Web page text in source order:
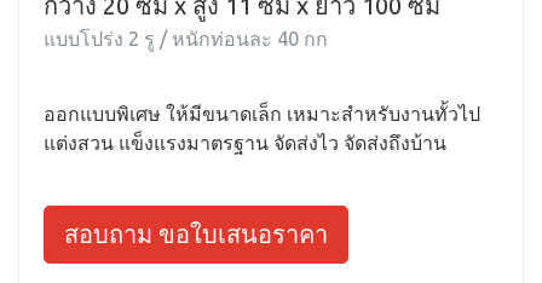
แบบโปร่ง 2 รู / หนักท่อนละ 40 กก
ออกแบบพิเศษ ให้มีขนาดเล็ก เหมาะสำหรับงานทั้วไป
แต่งสวน แข็งแรงมาตรฐาน จัดส่งไว จัดส่งถึงบ้าน
สอบถาม ขอใบเสนอราคา